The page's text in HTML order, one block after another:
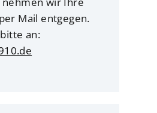
Mail entgegen.
an: